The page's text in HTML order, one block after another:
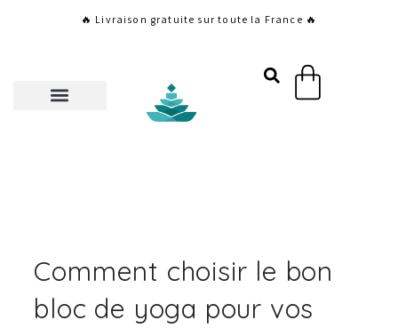
🔥 Livraison gratuite sur toute la France 🔥
Panier
Comment choisir le bon
bloc de yoga pour vos